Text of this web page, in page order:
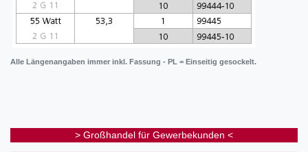
Alle Längenangaben immer inkl. Fassung - PL = Einseitig gesockelt.
> Großhandel für Gewerbekunden <